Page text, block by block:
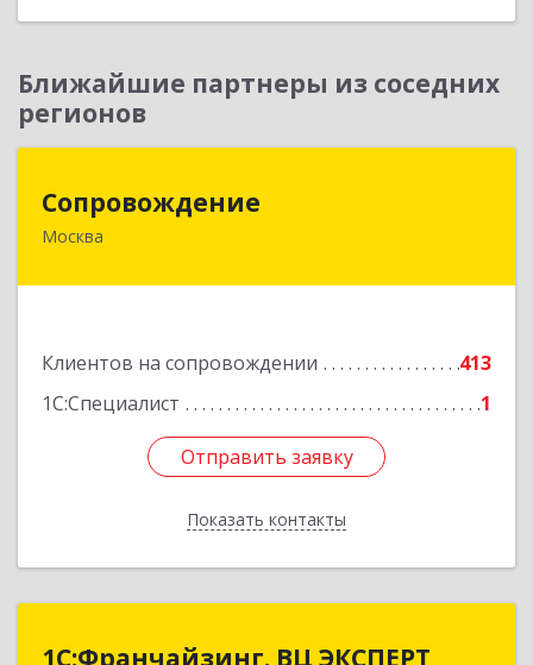
Ближайшие партнеры из соседних
регионов
Сопровождение
Москва
Клиентов на сопровождении
413
1С:Специалист
1
Отправить заявку
Показать контакты
117198, Москва г, Саморы Машела ул, дом № 8,
Отправить заявку
Назад
1С:Франчайзинг. ВЦ ЭКСПЕРТ
1С:Франчайзинг. ВЦ ЭКСПЕРТ